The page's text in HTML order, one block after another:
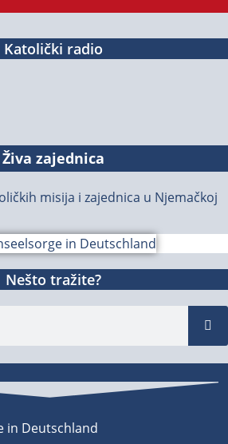
Katolički radio
Živa zajednica
misija i zajednica u Njemačkoj
Nešto tražite?
in Deutschland